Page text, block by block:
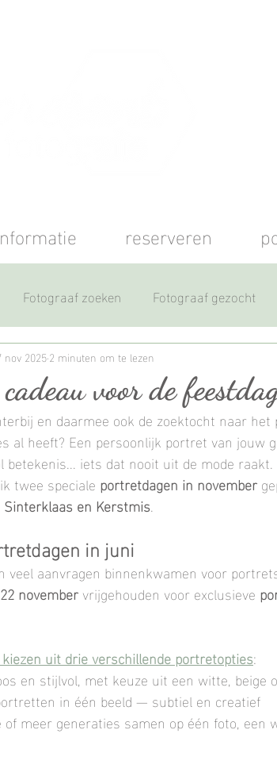
reserveren
Fotograaf zoeken Fotograaf gezocht
Trouwen Newbornshoot
Kinderfotograaf Cakesmash
Zwangerschap
fotografie Nieuwegein
voor de
nov 20252 minuten om te lezen
en daarmee ook de zoektocht naar het
al heeft? Een persoonlijk portret van jouw
betekenis... iets dat nooit uit de mode
twee speciale portretdagen in november
Sinterklaas en Kerstmis.
in juni
veel aanvragen binnenkwamen voor
november vrijgehouden voor exclusieve
uit drie verschillende portretopties:
en stijlvol, met keuze uit een witte, beige
in één beeld — subtiel en creatief
of meer generaties samen op één foto, een